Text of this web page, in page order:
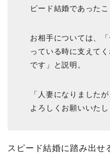
ピード結婚であったこ
お相手については、
っている時に支えて
です」と説明。
「人妻になりました
よろしくお願いいたし
スピード結婚に踏み出せ